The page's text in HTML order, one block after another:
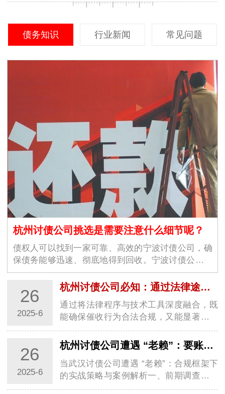
债务知识 行业新闻 常见问题
杭州讨债公司挑选是需要注意什么细节呢？
债权人可以找到一家可靠、高效的宁波讨债公司，确
保债务能够迅速、彻底地得到回收。宁波讨债公司的
选择不仅仅是为了解决眼前的经济问题，更是为了维
护商业环境的稳定与良好运作。随着商业交易的增加
和…
26
2025-6
杭州讨债公司必知：通过法律途径要账的关键步骤
通过将法律程序与技术工具深度融合，既
能确保催收行为合法合规，又能显著提升
回款效率，实现商业债权的最大化保护。
一、证据链构建与债务性质认定1. 全维度
证据固定基础证据：合同、借条、转账记
录需…
26
2025-6
杭州讨债公司遭遇 “老赖”：要账实战经验大分享
当武汉讨债公司遭遇 “老赖”：合规框架下
的实战策略与案例解析一、前期调查：用
数据构建 “老赖” 行为画像1. 多维信息穿透